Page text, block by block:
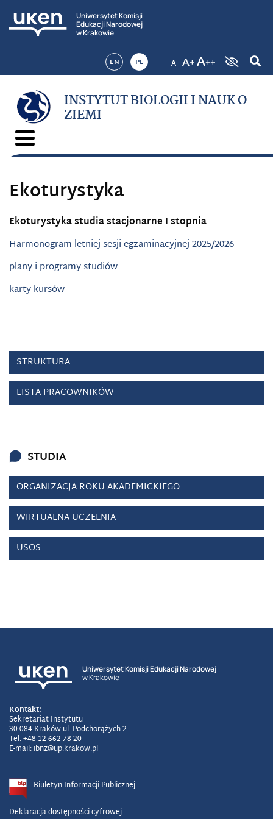
Uniwersytet Komisji
Edukacji Narodowej
w Krakowie
EN PL
INSTYTUT BIOLOGII I NAUK O
ZIEMI
Ekoturystyka
Ekoturystyka studia stacjonarne I stopnia
Harmonogram letniej sesjiegzaminacyjnej 2025/2026
plany i programy studiów
karty kursów
STRUKTURA
LISTA PRACOWNIKÓW
STUDIA
ORGANIZACJA ROKU AKADEMICKIEGO
WIRTUALNA UCZELNIA
USOS
Uniwersytet Komisji Edukacji Narodowej
w Krakowie
Kontakt:
Sekretariat Instytutu
30-084 Kraków ul. Podchorążych 2
Tel. +48 12 662 78 20
E-mail: ibnz@up.krakow.pl
Biuletyn Informacji Publicznej
Deklaracja dostępności cyfrowej